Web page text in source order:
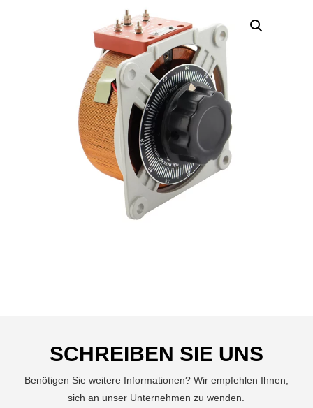
SCHREIBEN SIE UNS
Benötigen Sie weitere Informationen? Wir empfehlen Ihnen,
sich an unser Unternehmen zu wenden.